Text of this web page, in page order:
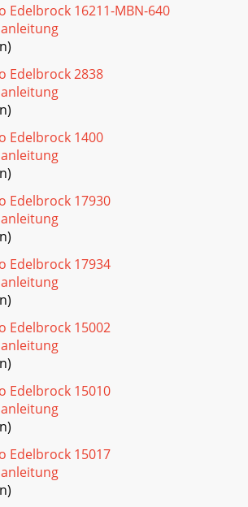
Edelbrock 16211-MBN-640
Edelbrock 2838
Edelbrock 1400
Edelbrock 17930
Edelbrock 17934
Edelbrock 15002
Edelbrock 15010
Edelbrock 15017